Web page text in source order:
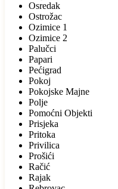
Osredak
Ostrožac
Ozimice 1
Ozimice 2
Palučci
Papari
Pećigrad
Pokoj
Pokojske Majne
Polje
Pomoćni Objekti
Prisjeka
Pritoka
Privilica
Prošići
Račić
Rajak